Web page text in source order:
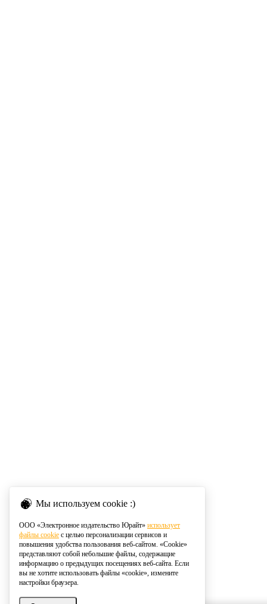
Мы используем cookie :)
ООО «Электронное издательство Юрайт» использует
файлы cookie с целью персонализации сервисов и
повышения удобства пользования веб-сайтом. «Cookie»
представляют собой небольшие файлы, содержащие
информацию о предыдущих посещениях веб-сайта. Если
вы не хотите использовать файлы «cookie», измените
настройки браузера.